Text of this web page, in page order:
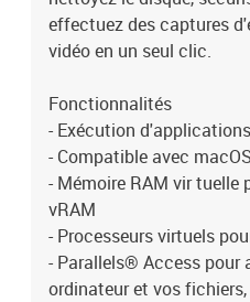
effectuez des captures
vidéo en un seul clic.
Fonctionnalités
- Exécution
- Compatible avec
- Mémoire RAM vir tuelle
vRAM
- Processeurs virtuels
- Parallels® Access pour
ordinateur et vos